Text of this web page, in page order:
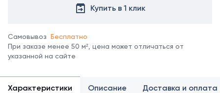
Купить в 1 клик
Самовывоз Бесплатно
При заказе менее 50 м², цена может отличаться от
указанной на сайте
Характеристики Описание Доставка и оплата